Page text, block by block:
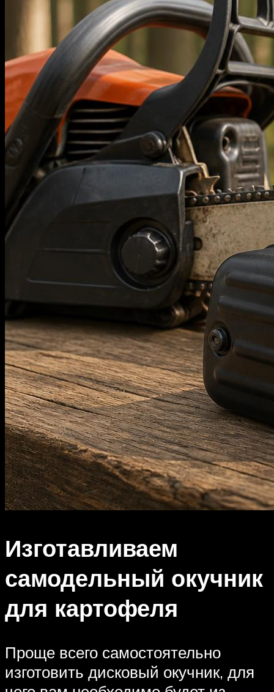
Изготавливаем
самодельный окучник
для картофеля
Проще всего самостоятельно
изготовить дисковый окучник, для